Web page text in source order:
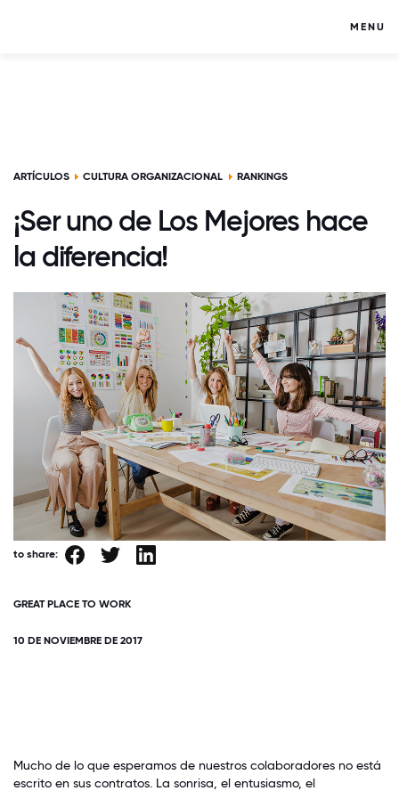
MENU
ARTÍCULOS CULTURA ORGANIZACIONAL RANKINGS
¡Ser uno de Los Mejores hace
la diferencia!
to share:
GREAT PLACE TO WORK
10 DE NOVIEMBRE DE 2017
Mucho de lo que esperamos de nuestros colaboradores no está
escrito en sus contratos. La sonrisa, el entusiasmo, el